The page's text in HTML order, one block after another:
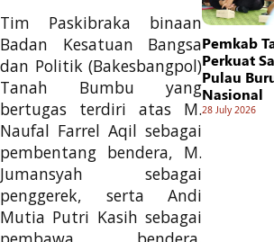
Tim Paskibraka binaan
Badan Kesatuan Bangsa
dan Politik (Bakesbangpol)
Tanah Bumbu yang
bertugas terdiri atas M.
Naufal Farrel Aqil sebagai
pembentang bendera, M.
Jumansyah sebagai
penggerek, serta Andi
Mutia Putri Kasih sebagai
Pemkab
Perkuat
Pulau
Nasional
28 July 2026